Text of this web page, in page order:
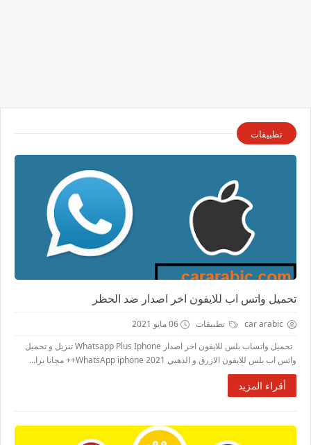
تطبيقات
تحميل واتس اب للايفون اخر اصدار ضد الحظر
car arabic تطبيقات
06 مايو 2021
تحميل واتساب بلس للايفون اخر اصدار Whatsapp Plus Iphone تنزيل و تحميل
واتس اب بلس للايفون الازرق و الذهبي 2021 WhatsApp iphone++ مجانا برا...
أقراء المزيد